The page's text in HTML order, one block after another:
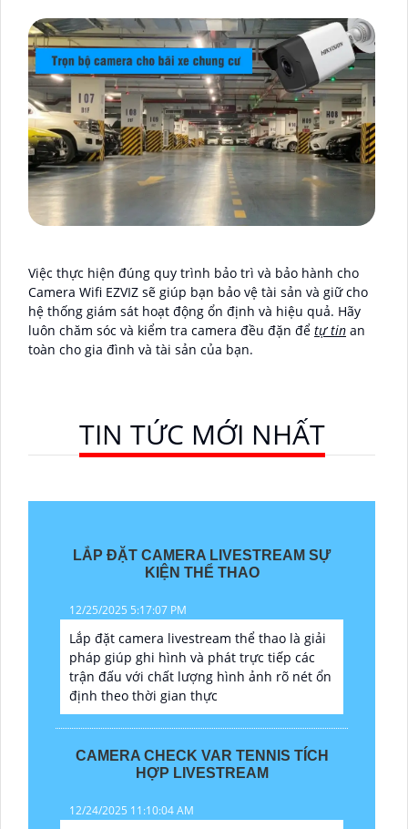
Việc thực hiện đúng quy trình bảo trì và bảo hành cho
Camera Wifi EZVIZ sẽ giúp bạn bảo vệ tài sản và giữ cho
hệ thống giám sát hoạt động ổn định và hiệu quả. Hãy
luôn chăm sóc và kiểm tra camera đều đặn để tự tin an
toàn cho gia đình và tài sản của bạn.
TIN TỨC MỚI NHẤT
LẮP ĐẶT CAMERA LIVESTREAM SỰ
KIỆN THỂ THAO
12/25/2025 5:17:07 PM
Lắp đặt camera livestream thể thao là giải
pháp giúp ghi hình và phát trực tiếp các
trận đấu với chất lượng hình ảnh rõ nét ổn
định theo thời gian thực
CAMERA CHECK VAR TENNIS TÍCH
HỢP LIVESTREAM
12/24/2025 11:10:04 AM